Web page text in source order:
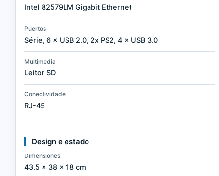
Intel 82579LM Gigabit Ethernet
Puertos
Série, 6 × USB 2.0, 2x PS2, 4 × USB 3.0
Multimedia
Leitor SD
Conectividade
RJ-45
Design e estado
Dimensiones
43.5 × 38 × 18 cm